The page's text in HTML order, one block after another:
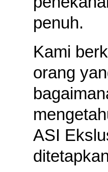
penuh.
Kami
orang
ASI